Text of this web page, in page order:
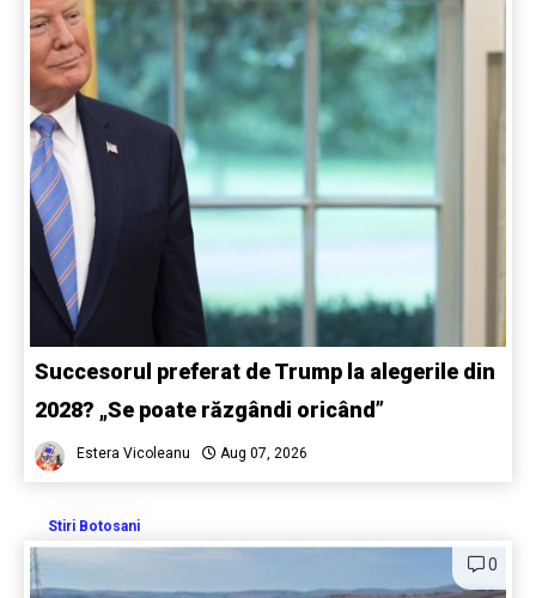
Succesorul preferat de Trump la alegerile din
2028? „Se poate răzgândi oricând”
Estera Vicoleanu Aug 07, 2026
Stiri Botosani
0